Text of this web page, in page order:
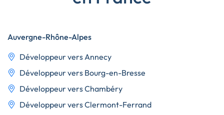
Auvergne-Rhône-Alpes
Développeur vers Annecy
Développeur vers Bourg-en-Bresse
Développeur vers Chambéry
Développeur vers Clermont-Ferrand